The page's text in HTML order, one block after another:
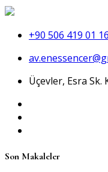
+90 506 419 01 16
Üçevler, Esra
Son Makaleler